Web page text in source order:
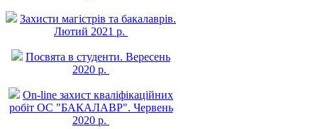
Захисти магістрів та бакалаврів.
Лютий 2021 р.
Посвята в студенти. Вересень
2020 р.
On-line захист квалiфiкацiйних
робiт ОС "БАКАЛАВР". Червень
2020 р.